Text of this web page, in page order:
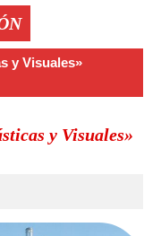
y Visuales»
y Visuales»